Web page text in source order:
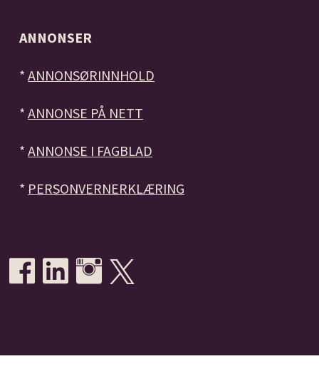
ANNONSER
*ANNONSØRINNHOLD
*ANNONSE PÅ NETT
*ANNONSE I FAGBLAD
* PERSONVERNERKLÆRING